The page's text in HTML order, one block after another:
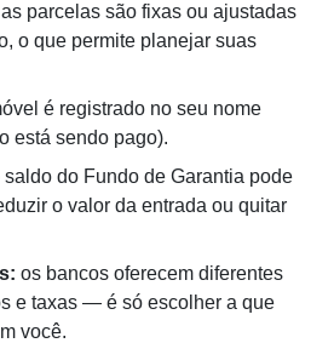
as parcelas são fixas ou ajustadas
o que permite planejar suas
é registrado no seu nome
está sendo pago).
saldo do Fundo de Garantia pode
o valor da entrada ou quitar
os bancos oferecem diferentes
e taxas — é só escolher a que
você.